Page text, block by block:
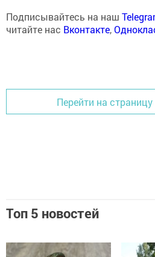
Подписывайтесь на наш
читайте нас Вконтакте,
Перейти на
Топ 5 новостей